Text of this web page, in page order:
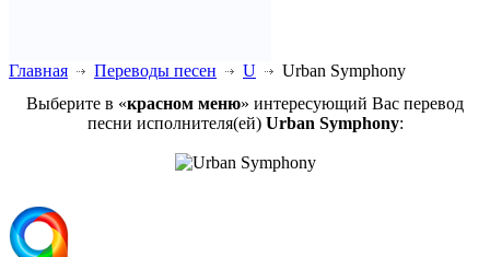
Главная Переводы песен U
Urban Symphony
Выберите в «красном меню» интересующий Вас перевод
песни исполнителя(ей) Urban Symphony: